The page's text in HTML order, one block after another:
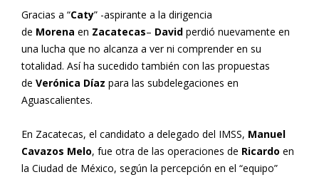
Gracias a “Caty” -aspirante a la dirigencia
de Morena en Zacatecas– David perdió nuevamente en
una lucha que no alcanza a ver ni comprender en su
totalidad. Así ha sucedido también con las propuestas
de Verónica Díaz para las subdelegaciones en
Aguascalientes.
En Zacatecas, el candidato a delegado del IMSS, Manuel
Cavazos Melo, fue otra de las operaciones de Ricardo en
la Ciudad de México, según la percepción en el “equipo”